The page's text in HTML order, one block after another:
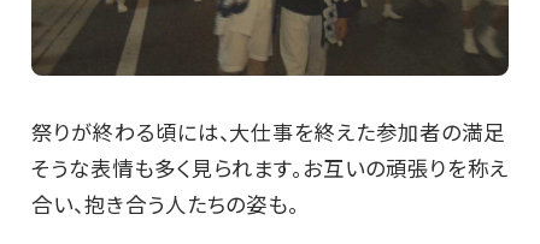
祭りが終わる頃には、大仕事を終えた参加者の満足
そうな表情も多く見られます。お互いの頑張りを称え
合い、抱き合う人たちの姿も。